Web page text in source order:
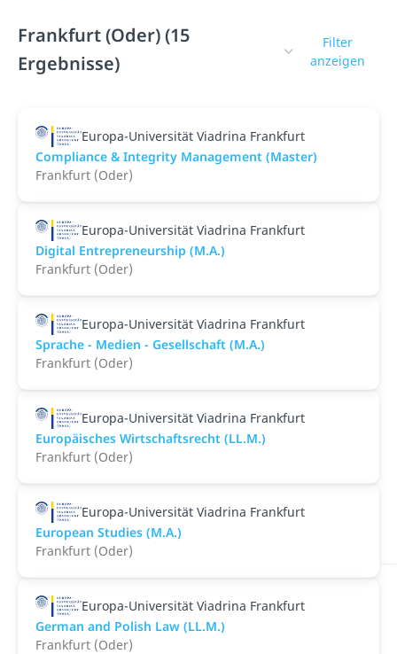
Frankfurt (Oder) (15
Ergebnisse)
Filter
anzeigen
Europa-Universität Viadrina Frankfurt
Compliance & Integrity Management (Master)
Frankfurt (Oder)
Europa-Universität Viadrina Frankfurt
Digital Entrepreneurship (M.A.)
Frankfurt (Oder)
Europa-Universität Viadrina Frankfurt
Sprache - Medien - Gesellschaft (M.A.)
Frankfurt (Oder)
Europa-Universität Viadrina Frankfurt
Europäisches Wirtschaftsrecht (LL.M.)
Frankfurt (Oder)
Europa-Universität Viadrina Frankfurt
European Studies (M.A.)
Frankfurt (Oder)
Europa-Universität Viadrina Frankfurt
German and Polish Law (LL.M.)
Frankfurt (Oder)